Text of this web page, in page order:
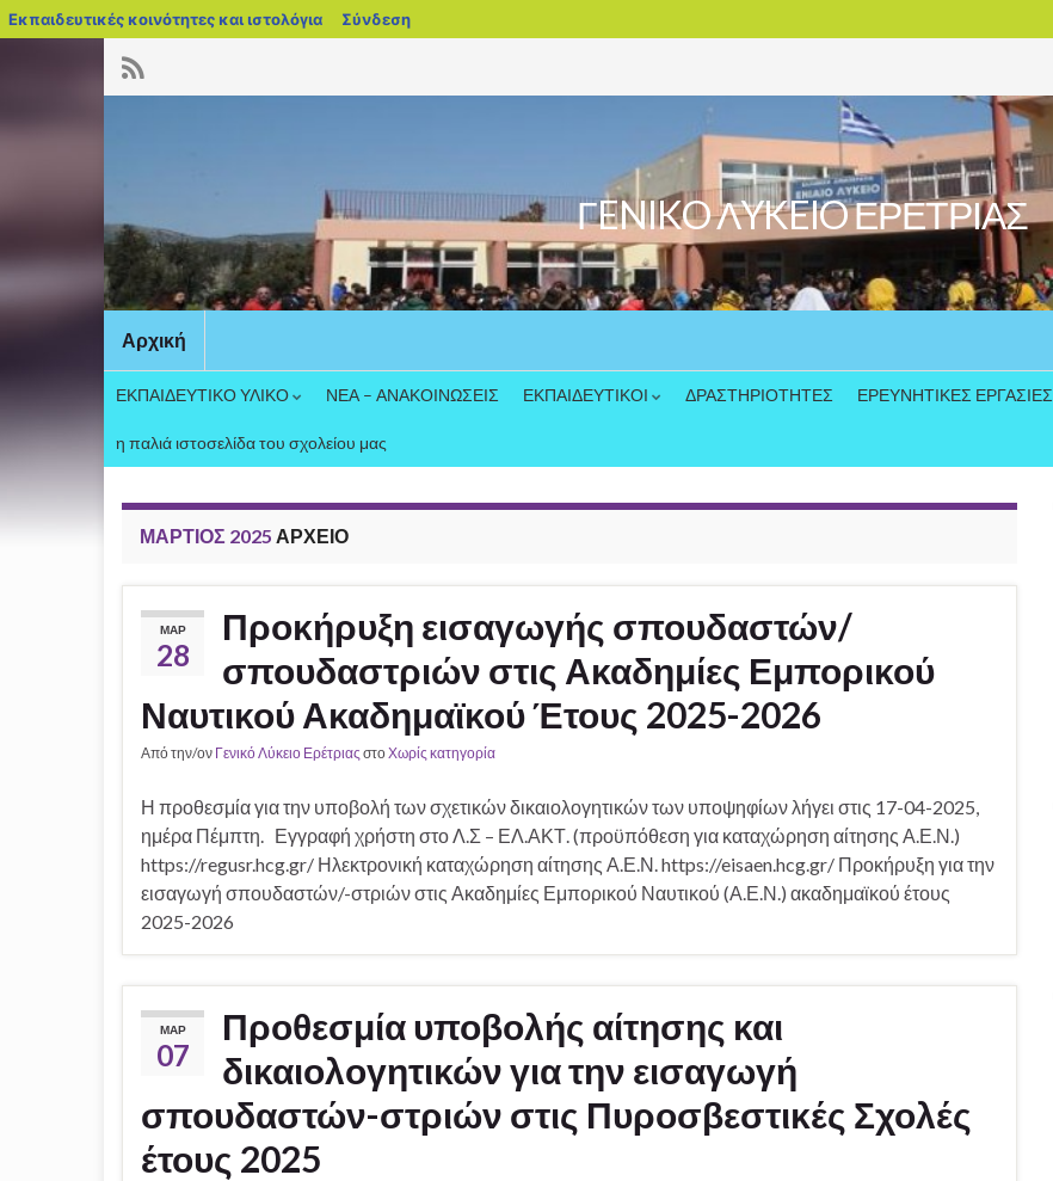
Εκπαιδευτικές κοινότητες και ιστολόγια blogs.sch.gr
Σύνδεση
ΓENIKO ΛYKEIO ΕΡΕΤΡΙΑΣ
Αρχική
ΕΚΠΑΙΔΕΥΤΙΚΟ ΥΛΙΚΟ ΝΕΑ – ΑΝΑΚΟΙΝΩΣΕΙΣ ΕΚΠΑΙΔΕΥΤΙΚΟΙ ΔΡΑΣΤΗΡΙΟΤΗΤΕΣ ΕΡΕΥΝΗΤΙΚΕΣ ΕΡΓΑΣΙΕΣ
η παλιά ιστοσελίδα του σχολείου μας
ΜΆΡΤΙΟΣ 2025 ΑΡΧΕΊΟ
ΜΑΡ
28
Προκήρυξη εισαγωγής σπουδαστών/
σπουδαστριών στις Ακαδημίες Εμπορικού
Ναυτικού Ακαδημαϊκού Έτους 2025-2026
Από την/ον Γενικό Λύκειο Ερέτριας στοΧωρίς κατηγορία
Η προθεσμία για την υποβολή των σχετικών δικαιολογητικών των υποψηφίων λήγει στις 17-04-2025,
ημέρα Πέμπτη. Εγγραφή χρήστη στο Λ.Σ – ΕΛ.ΑΚΤ. (προϋπόθεση για καταχώρηση αίτησης Α.Ε.Ν.)
https://regusr.hcg.gr/ Ηλεκτρονική καταχώρηση αίτησης Α.Ε.Ν. https://eisaen.hcg.gr/ Προκήρυξη για την
εισαγωγή σπουδαστών/-στριών στις Ακαδημίες Εμπορικού Ναυτικού (Α.Ε.Ν.) ακαδημαϊκού έτους
2025-2026
ΜΑΡ
07
Προθεσμία υποβολής αίτησης και
δικαιολογητικών για την εισαγωγή
σπουδαστών-στριών στις Πυροσβεστικές Σχολές
έτους 2025